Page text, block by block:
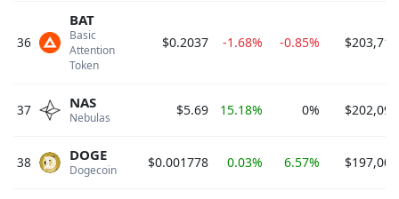
36
Basic
Attention
Token
BAT
$0.2037 -1.68% -0.85%
37 Nebulas
NAS $5.69 15.18% 0%
38 Dogecoin
DOGE $0.001778 0.03% 6.57%